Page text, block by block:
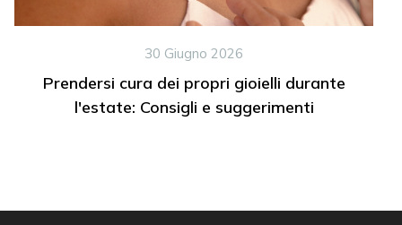
30 Giugno 2026
Prendersi cura dei propri gioielli durante
l'estate: Consigli e suggerimenti